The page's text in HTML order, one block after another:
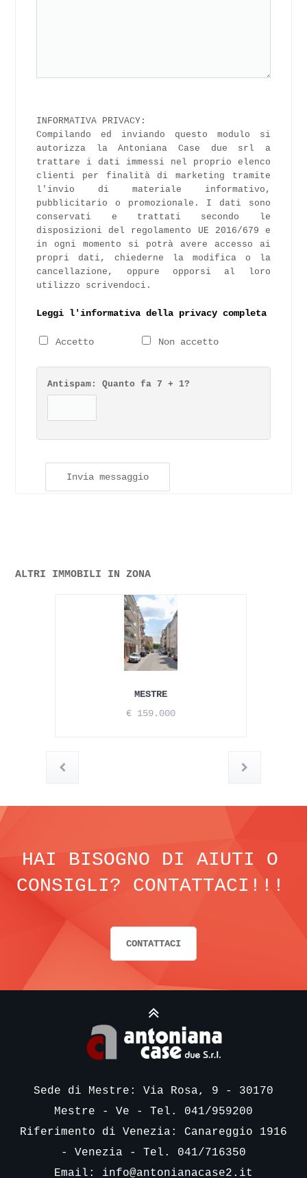
INFORMATIVA PRIVACY:
Compilando ed inviando questo modulo si
autorizza la Antoniana Case due srl a
trattare i dati immessi nel proprio elenco
clienti per finalità di marketing tramite
l'invio di materiale informativo,
pubblicitario o promozionale. I dati sono
conservati e trattati secondo le
disposizioni del regolamento UE 2016/679 e
in ogni momento si potrà avere accesso ai
propri dati, chiederne la modifica o la
cancellazione, oppure opporsi al loro
utilizzo scrivendoci.
Leggi l'informativa della privacy completa
Accetto Non accetto
Antispam: Quanto fa7 + 1?
Invia messaggio
ALTRI IMMOBILI IN ZONA
MESTRE
€ 159.000
HAI BISOGNO DI AIUTI O
CONSIGLI? CONTATTACI!!!
CONTATTACI
Sede di Mestre: Via Rosa, 9 - 30170
Mestre - Ve - Tel. 041/959200
Riferimento di Venezia: Canareggio 1916
- Venezia - Tel. 041/716350
Email: info@antonianacase2.it